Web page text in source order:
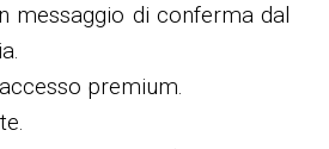
messaggio di conferma dal
premium.